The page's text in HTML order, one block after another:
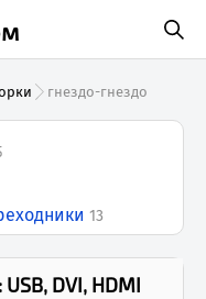
гнездо-гнездо
13
USB, DVI, HDMI